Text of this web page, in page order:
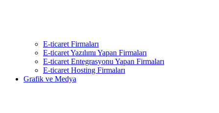
E-ticaret Firmaları
E-ticaret Yazılımı Yapan Firmaları
E-ticaret Entegrasyonu Yapan Firmaları
E-ticaret Hosting Firmaları
Grafik ve Medya